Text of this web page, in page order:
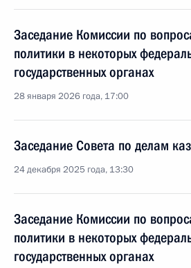
Заседание Комиссии по
политики в некоторых
государственных органах
28 января 2026 года, 17:00
Заседание Совета по делам
24 декабря 2025 года, 13:30
Заседание Комиссии по
политики в некоторых
государственных органах